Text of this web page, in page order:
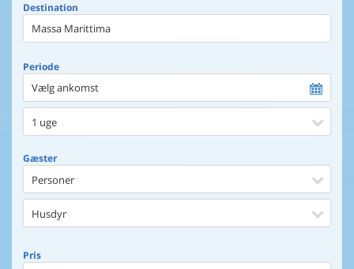
Destination
Periode
Vælg ankomst
1 uge
Gæster
Personer
Husdyr
Pris